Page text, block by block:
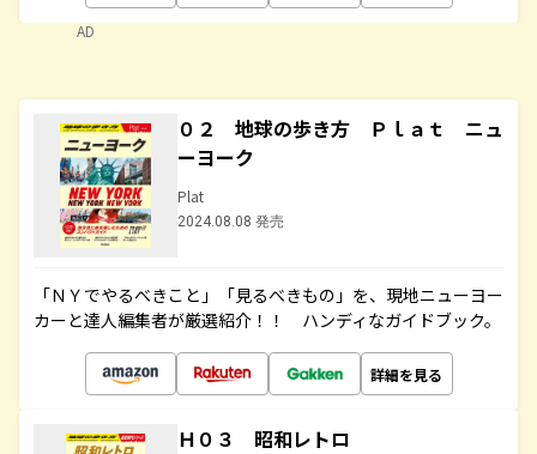
AD
０２ 地球の歩き方 Ｐｌａｔ ニュ
ーヨーク
Plat
2024.08.08 発売
「ＮＹでやるべきこと」「見るべきもの」を、現地ニューヨー
カーと達人編集者が厳選紹介！！ ハンディなガイドブック。
詳細を見る
Ｈ０３ 昭和レトロ